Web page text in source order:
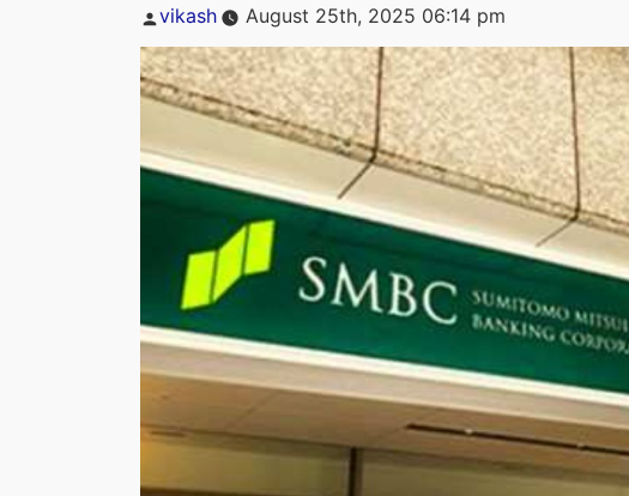
Posted
vikash August 25th, 2025 06:14 pm